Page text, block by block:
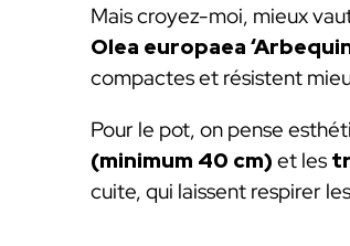
Mais croyez-moi, mieux
Olea europaea
compactes et résistent
Pour le pot, on pense
(minimum 40 cm) et les
cuite, qui laissent respirer